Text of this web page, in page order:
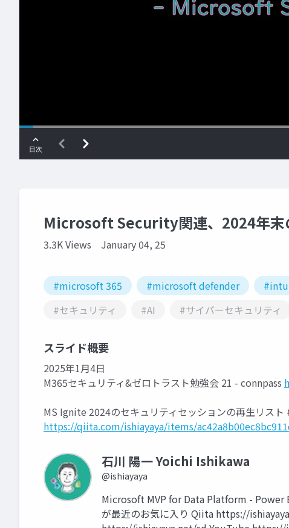
Microsoft Security関連、2024年末
3.3K Views January 04, 25
#microsoft 365 #microsoft defender
#セキュリティ
#AI #サイバーセキュリティ
スライド概要
2025年1月4日
M365セキュリティ&ゼロトラスト勉強会 21 - connpass
MS Ignite 2024のセキュリティセッションの再生リス
https://qiita.com/ishiayaya/items/
石川 陽一 Yoichi Ishikawa
@ishiayaya
Microsoft MVP for Data Platform -
が最近のお気に入り Qiita https://